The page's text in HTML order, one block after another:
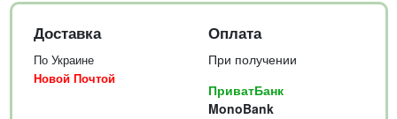
Доставка
По Украине
Новой Почтой
Оплата
При получении
ПриватБанк
MonoBank